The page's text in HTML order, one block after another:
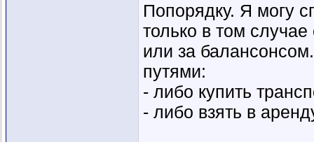
Попорядку. Я могу
только в том
или за
путями:
- либо купить
- либо взять в